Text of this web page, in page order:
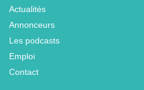
Actualités
Annonceurs
Les podcasts
Emploi
Contact